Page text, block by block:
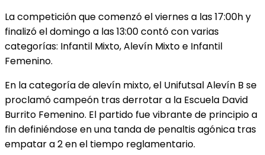
La competición que comenzó el viernes a las 17:00h y
finalizó el domingo a las 13:00 contó con varias
categorías: Infantil Mixto, Alevín Mixto e Infantil
Femenino.
En la categoría de alevín mixto, el Unifutsal Alevín B se
proclamó campeón tras derrotar a la Escuela David
Burrito Femenino. El partido fue vibrante de principio a
fin definiéndose en una tanda de penaltis agónica tras
empatar a 2 en el tiempo reglamentario.